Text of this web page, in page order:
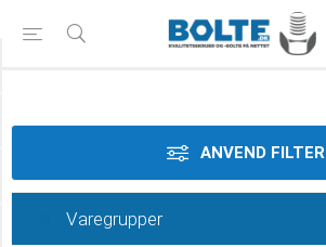
ANVEND FILTER
Overflade
Varegrupper